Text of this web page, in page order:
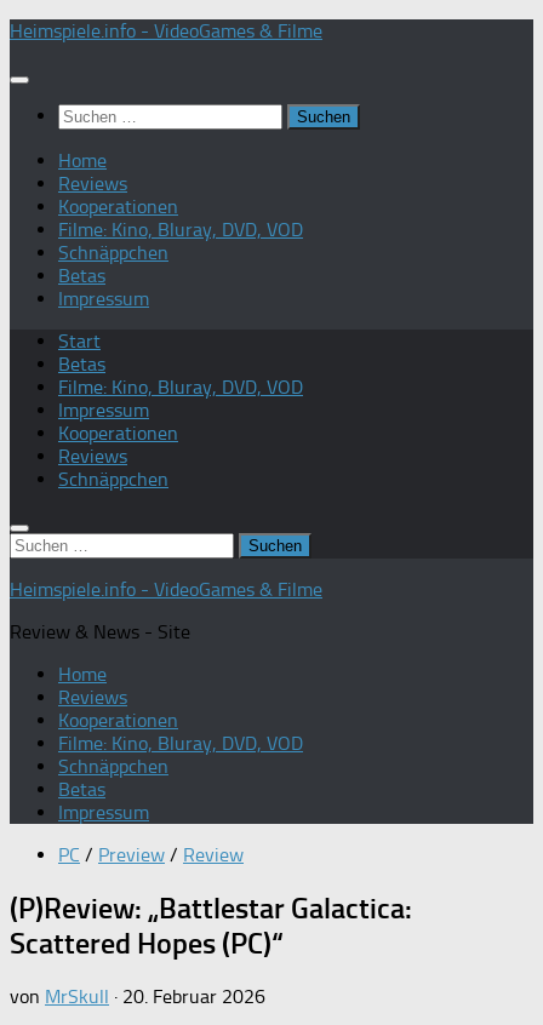
Zum
springen
Heimspiele.info - VideoGames & Filme
Suchen
nach:
Home
Reviews
Kooperationen
Filme: Kino, Bluray, DVD, VOD
Schnäppchen
Betas
Impressum
Start
Betas
Filme: Kino, Bluray, DVD, VOD
Impressum
Kooperationen
Reviews
Schnäppchen
Suchen
nach:
Heimspiele.info - VideoGames & Filme
Review & News - Site
Home
Reviews
Kooperationen
Filme: Kino, Bluray, DVD, VOD
Schnäppchen
Betas
Impressum
PC / Preview / Review
(P)Review: „Battlestar Galactica:
Scattered Hopes (PC)“
von MrSkull · 20. Februar 2026